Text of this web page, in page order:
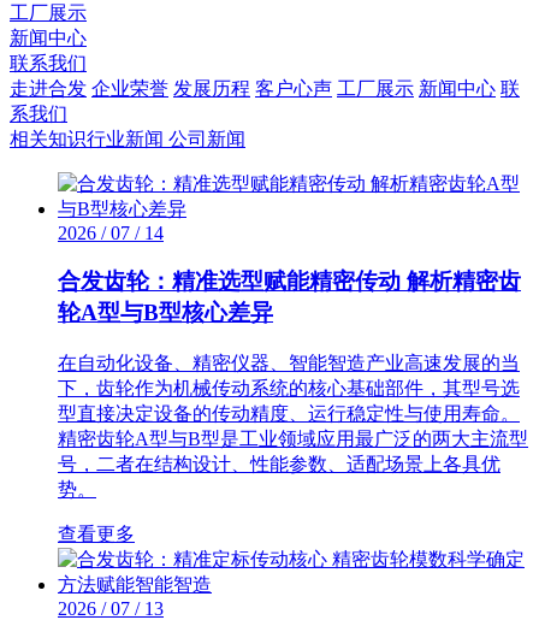
工厂展示
新闻中心
联系我们
走进合发 企业荣誉 发展历程 客户心声 工厂展示 新闻中心 联
系我们
相关知识行业新闻 公司新闻
2026 / 07 / 14
合发齿轮：精准选型赋能精密传动 解析精密齿
轮A型与B型核心差异
在自动化设备、精密仪器、智能智造产业高速发展的当
下，齿轮作为机械传动系统的核心基础部件，其型号选
型直接决定设备的传动精度、运行稳定性与使用寿命。
精密齿轮A型与B型是工业领域应用最广泛的两大主流型
号，二者在结构设计、性能参数、适配场景上各具优
势。
查看更多
2026 / 07 / 13